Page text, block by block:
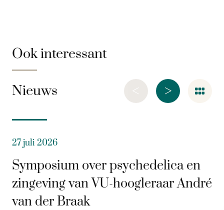
Ook interessant
Nieuws >
<
27 juli 2026
Symposium over psychedelica en
zingeving van VU-hoogleraar André
van der Braak